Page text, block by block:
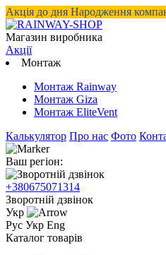
Акція до дня Народження
Магазин виробника
Акції
Монтаж
Монтаж Rainway
Монтаж Giza
Монтаж EliteVent
Калькулятор Про нас Фото
Ваш регіон:
+380675071314
Зворотній дзвінок
Укр
Рус Укр Eng
Каталог товарів